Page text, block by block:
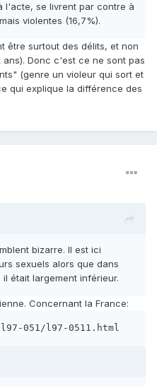
l'acte, se livrent par contre à
violentes (16,7%).
être surtout des délits, et non
Donc c'est ce ne sont pas
(genre un violeur qui sort et
qui explique la différence des
bizarre. Il est ici
sexuels alors que dans
était largement inférieur.
Concernant la France:
051/l97-0511.html